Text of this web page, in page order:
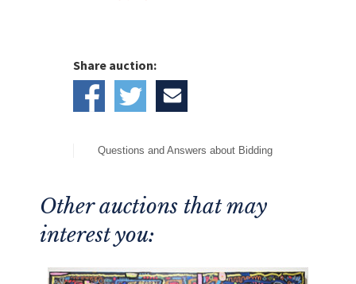
The proceeds of the auction "Gear for Hope“
will be forwarded directly, without deduction of
costs, in equal parts to the Ukraine aid of
UN Refugee Aid and Aktion Deutschland hilft
Share auction:
Questions and Answers about Bidding
Other auctions that may
interest you: